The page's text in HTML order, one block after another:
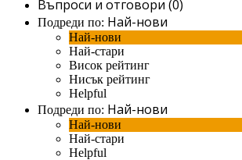
Въпроси и отговори (0)
Подреди по: Най-нови
Най-нови
Най-стари
Висок рейтинг
Нисък рейтинг
Helpful
Подреди по: Най-нови
Най-нови
Най-стари
Helpful